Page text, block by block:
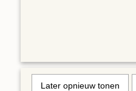
Later opnieuw tonen